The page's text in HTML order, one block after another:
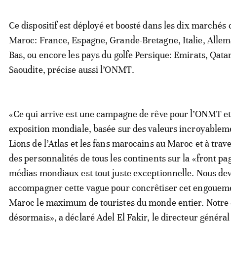
Ce dispositif est déployé et boosté dans les dix marchés
Maroc: France, Espagne, Grande-Bretagne, Italie,
Bas, ou encore les pays du golfe Persique: Emirats,
Saoudite, précise aussi l’ONMT.
«Ce qui arrive est une campagne de rêve pour l’ONMT
exposition mondiale, basée sur des valeurs
Lions de l’Atlas et les fans marocains au Maroc et à
des personnalités de tous les continents sur la «front
médias mondiaux est tout juste exceptionnelle. Nous
accompagner cette vague pour concrêtiser cet
Maroc le maximum de touristes du monde entier.
désormais», a déclaré Adel El Fakir, le directeur général